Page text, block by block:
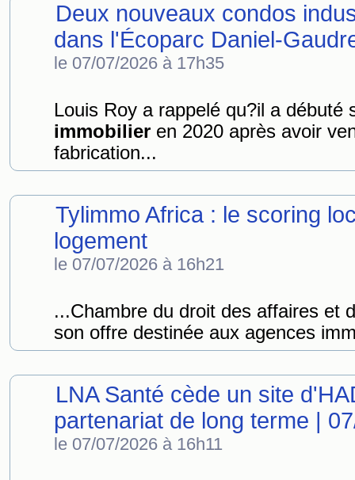
Deux nouveaux condos
dans l'Écoparc Daniel-
le 07/07/2026 à 17h35
Louis Roy a rappelé qu?il a débuté
immobilier en 2020 après avoir
fabrication...
Tylimmo Africa : le scoring
logement
le 07/07/2026 à 16h21
...Chambre du droit des affaires et
son offre destinée aux agences
LNA Santé cède un site
partenariat de long terme |
le 07/07/2026 à 16h11